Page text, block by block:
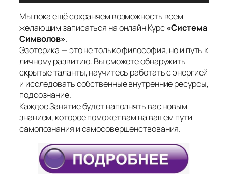
Мы пока ещё сохраняем возможность всем
желающим записаться на онлайн Курс «Система
Символов».
Эзотерика — это не только философия, но и путь к
личному развитию. Вы сможете обнаружить
скрытые таланты, научитесь работать с энергией
и исследовать собственные внутренние ресурсы,
подсознание.
Каждое Занятие будет наполнять вас новым
знанием, которое поможет вам на вашем пути
самопознания и самосовершенствования.